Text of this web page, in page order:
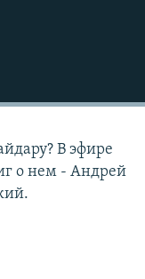
В эфире
о нем - Андрей